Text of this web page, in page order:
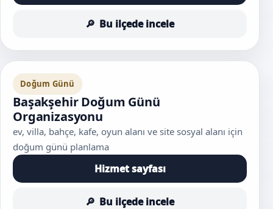
Bu ilçede incele
Doğum Günü
Başakşehir Doğum Günü
Organizasyonu
ev, villa, bahçe, kafe, oyun alanı ve site sosyal alanı için
doğum günü planlama
Hizmet sayfası
Bu ilçede incele